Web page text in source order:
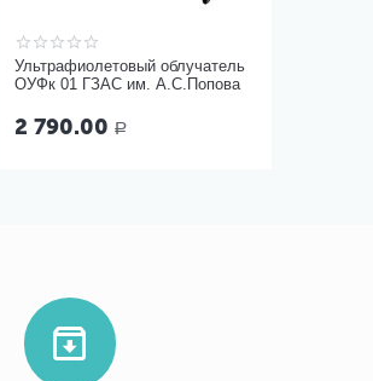
Ультрафиолетовый облучатель
ОУФк 01 ГЗАС им. А.С.Попова
2 790.00 Р